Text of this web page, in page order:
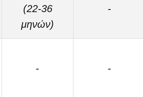
(22-36
μηνών)
-
- -